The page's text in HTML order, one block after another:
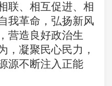
联、相互促进、相
我革命，弘扬新风
营造良好政治生
，凝聚民心民力，
源不断注入正能